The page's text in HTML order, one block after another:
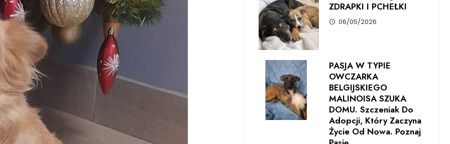
ZDRAPKI I PCHEŁKI
06/05/2026
PASJA W TYPIE
OWCZARKA
BELGIJSKIEGO
MALINOISA SZUKA
DOMU. Szczeniak Do
Adopcji, Który Zaczyna
Życie Od Nowa. Poznaj